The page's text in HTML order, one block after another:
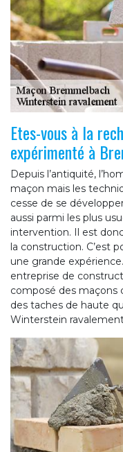
Etes-vous à la
expérimenté à
Depuis l’antiquité,
maçon mais les
cesse de se
aussi parmi les plus
intervention. Il est
la construction. C’est
une grande
entreprise de
composé des maçons
des taches de haute
Winterstein